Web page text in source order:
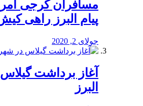
مسافران کرجی
پیام البرز راهی
جولای 2, 2020
آغاز برداشت
البرز